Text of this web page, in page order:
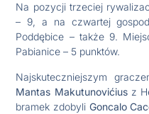
Na pozycji trzeciej
– 9, a na czwartej
Poddębice – także 9.
Pabianice – 5 punktów.
Najskuteczniejszym
Mantas Makutunovićius z
bramek zdobyli Goncalo